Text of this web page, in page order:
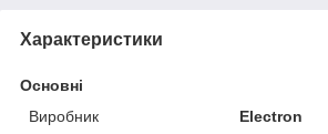
Характеристики
Основні
Виробник
Electron